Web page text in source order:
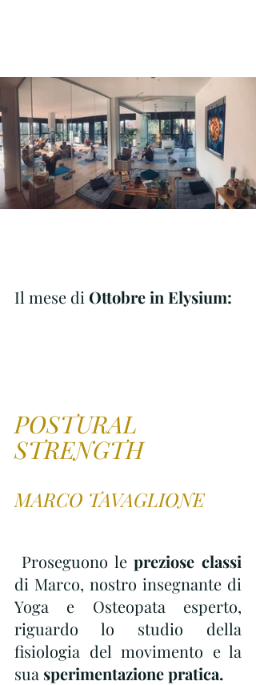
Il mese di Ottobre in Elysium:
POSTURAL
STRENGTH
MARCO TAVAGLIONE
Proseguono le preziose classi
di Marco, nostro insegnante di
Yoga e Osteopata esperto,
riguardo lo studio della
fisiologia del movimento e la
sua sperimentazione pratica.